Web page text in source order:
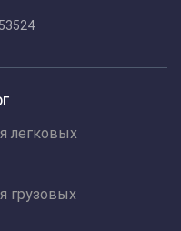
легковых
грузовых